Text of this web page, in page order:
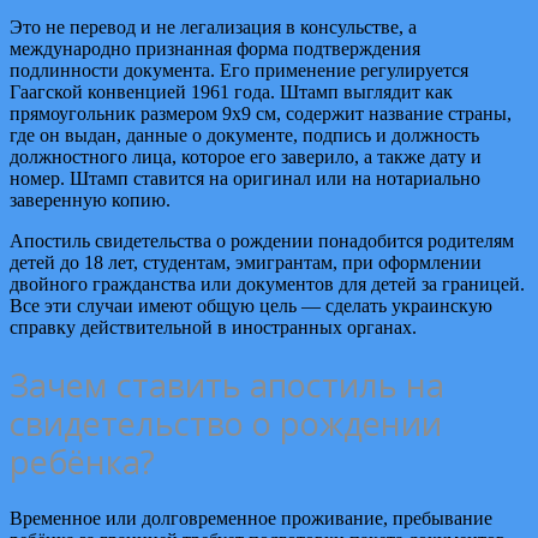
Это не перевод и не легализация в консульстве, а
международно признанная форма подтверждения
подлинности документа. Его применение регулируется
Гаагской конвенцией 1961 года. Штамп выглядит как
прямоугольник размером 9х9 см, содержит название страны,
где он выдан, данные о документе, подпись и должность
должностного лица, которое его заверило, а также дату и
номер. Штамп ставится на оригинал или на нотариально
заверенную копию.
Апостиль свидетельства о рождении понадобится родителям
детей до 18 лет, студентам, эмигрантам, при оформлении
двойного гражданства или документов для детей за границей.
Все эти случаи имеют общую цель — сделать украинскую
справку действительной в иностранных органах.
Зачем ставить апостиль на
свидетельство о рождении
ребёнка?
Временное или долговременное проживание, пребывание